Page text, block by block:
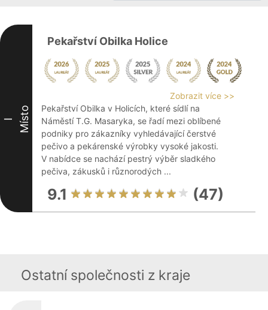
I Místo
Pekařství Obilka Holice
Zobrazit více >>
Pekařství Obilka v Holicích, které sídlí na
Náměstí T.G. Masaryka, se řadí mezi oblíbené
podniky pro zákazníky vyhledávající čerstvé
pečivo a pekárenské výrobky vysoké jakosti.
V nabídce se nachází pestrý výběr sladkého
pečiva, zákusků i různorodých ...
9.1 (47)
Ostatní společnosti z kraje